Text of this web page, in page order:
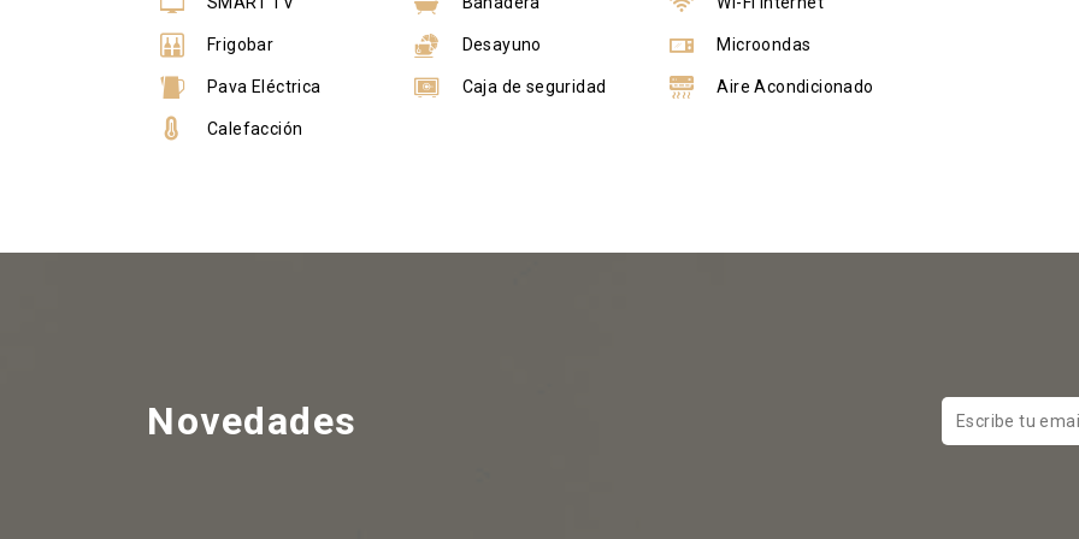
Frigobar Desayuno Microondas
Pava Eléctrica Caja de seguridad Aire Acondicionado
Calefacción
Novedades